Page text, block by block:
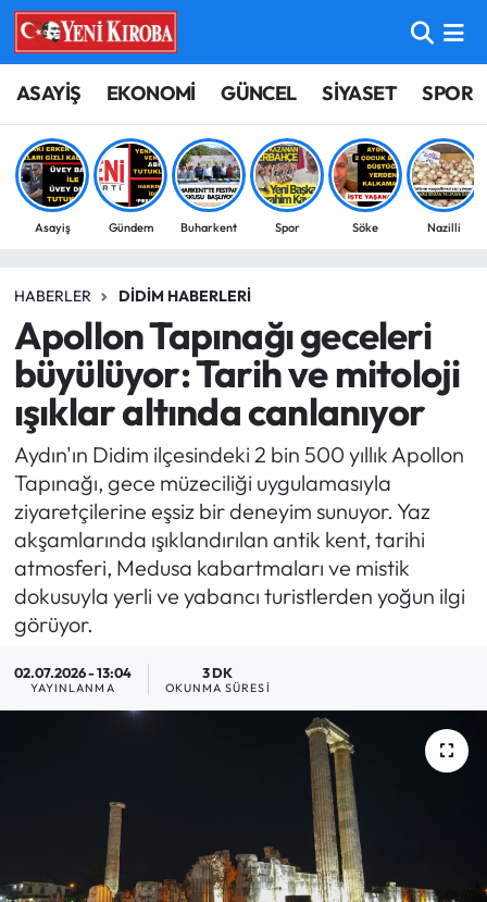
ASAYİŞ EKONOMİ GÜNCEL SİYASET SPOR
Asayiş Gündem Buharkent Spor Söke Nazilli
HABERLER DIDIM HABERLERI
Apollon Tapınağı geceleri
büyülüyor: Tarih ve mitoloji
ışıklar altında canlanıyor
Aydın'ın Didim ilçesindeki 2 bin 500 yıllık Apollon
Tapınağı, gece müzeciliği uygulamasıyla
ziyaretçilerine eşsiz bir deneyim sunuyor. Yaz
akşamlarında ışıklandırılan antik kent, tarihi
atmosferi, Medusa kabartmaları ve mistik
dokusuyla yerli ve yabancı turistlerden yoğun ilgi
görüyor.
02.07.2026 - 13:04
YAYINLANMA
3 DK
OKUNMA SÜRESI
ASAYİŞ
BİLİM-TEKNOLOJİ
ÇEVRE
EĞİTİM
EKONOMİ
GÜNCEL
GÜNDEM
MAGAZİN
SAĞLIK
SİYASET
SPOR
TURİZM
YAŞAM
Aydın Nöbetçi Eczaneler
Aydın Hava Durumu
Aydin Namaz Vakitleri
Süper Lig Puan Durumu ve Fikstür
Tüm Manşetler
Son Dakika Haberleri
Haber Arşivi